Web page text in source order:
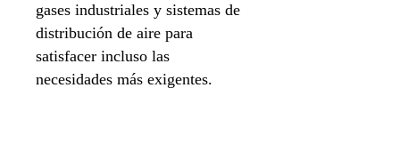
gases industriales y sistemas de
distribución de aire para
satisfacer incluso las
necesidades más exigentes.